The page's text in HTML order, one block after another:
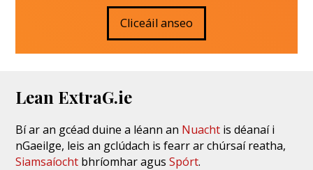
Cliceáil anseo
Lean ExtraG.ie
Bí ar an gcéad duine a léann an Nuacht is déanaí i
nGaeilge, leis an gclúdach is fearr ar chúrsaí reatha,
Siamsaíocht bhríomhar agusSpórt.